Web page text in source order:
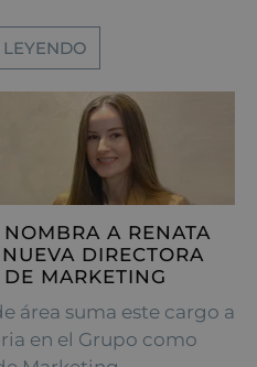
A RENATA
DIRECTORA
MARKETING
área suma este cargo a
en el Grupo como